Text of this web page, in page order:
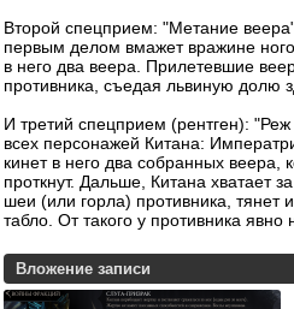
Второй спецприем: "Метание
первым делом вмажет вражине
в него два веера. Прилетевшие
противника, съедая львиную долю
И третий спецприем (рентген): "Реж
всех персонажей Китана:
кинет в него два собранных
проткнут. Дальше, Китана хватает
шеи (или горла) противника, тянет
табло. От такого у противника
Вложение записи